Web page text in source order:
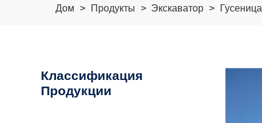
Дом Продукты Экскаватор Гусеница
Классификация
Продукции